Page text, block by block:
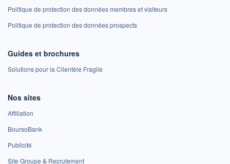
Politique de protection des données membres et visiteurs
Politique de protection des données prospects
Guides et brochures
Solutions pour la Clientèle Fragile
Nos sites
Affiliation
BoursoBank
Publicité
Site Groupe & Recrutement